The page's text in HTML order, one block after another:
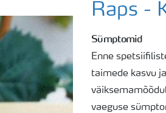
Raps -
Sümptomid
Enne
taimede kasvu
vaeguse